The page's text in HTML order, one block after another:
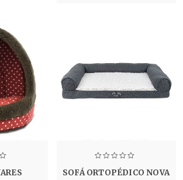
SOFÁ ORTOPÉDICO NOVA